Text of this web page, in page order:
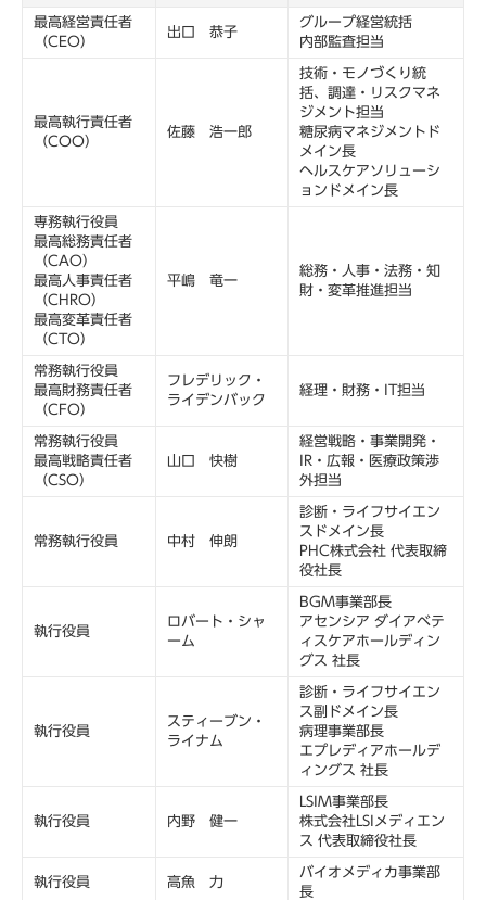
最高経営責任者
（CEO）
出口 恭子
グループ経営統括
内部監査担当
最高執行責任者
（COO）
佐藤 浩一郎
技術・モノづくり統
括、調達・リスクマネ
ジメント担当
糖尿病マネジメントド
メイン長
ヘルスケアソリューシ
ョンドメイン長
専務執行役員
最高総務責任者
（CAO）
最高人事責任者
（CHRO）
最高変革責任者
（CTO）
平嶋 竜一
総務・人事・法務・知
財・変革推進担当
常務執行役員
最高財務責任者
（CFO）
フレデリック・
ライデンバック
経理・財務・IT担当
常務執行役員
最高戦略責任者
（CSO）
山口 快樹
経営戦略・事業開発・
IR・広報・医療政策渉
外担当
常務執行役員 中村 伸朗
診断・ライフサイエン
スドメイン長
PHC株式会社 代表取締
役社長
執行役員
ロバート・シャ
ーム
BGM事業部長
アセンシア ダイアベテ
ィスケアホールディン
グス 社長
執行役員
スティーブン・
ライナム
診断・ライフサイエン
ス副ドメイン長
病理事業部長
エプレディアホールデ
ィングス 社長
執行役員 内野 健一
LSIM事業部長
株式会社LSIメディエン
ス 代表取締役社長
執行役員 高魚 力
バイオメディカ事業部
長